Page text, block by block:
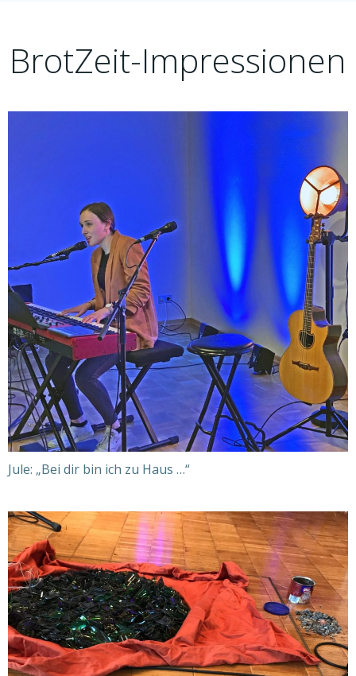
BrotZeit-Impressionen
Jule: „Bei dir bin ich zu Haus …“